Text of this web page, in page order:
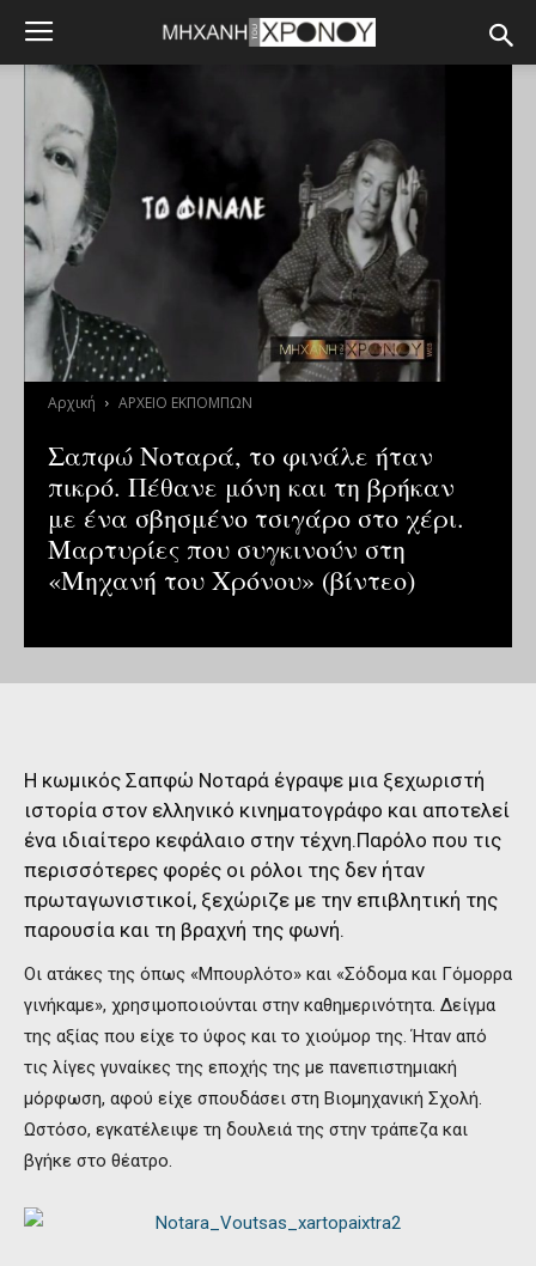
Αρχική ΑΡΧΕΙΟ ΕΚΠΟΜΠΩΝ
Σαπφώ Νοταρά, το φινάλε ήταν
πικρό. Πέθανε μόνη και τη βρήκαν
με ένα σβησμένο τσιγάρο στο χέρι.
Μαρτυρίες που συγκινούν στη
«Μηχανή του Χρόνου» (βίντεο)
Η κωμικός Σαπφώ Νοταρά έγραψε μια ξεχωριστή
ιστορία στον ελληνικό κινηματογράφο και αποτελεί
ένα ιδιαίτερο κεφάλαιο στην τέχνη.Παρόλο που τις
περισσότερες φορές οι ρόλοι της δεν ήταν
πρωταγωνιστικοί, ξεχώριζε με την επιβλητική της
παρουσία και τη βραχνή της φωνή.
Οι ατάκες της όπως «Μπουρλότο» και «Σόδομα και Γόμορρα
γινήκαμε», χρησιμοποιούνται στην καθημερινότητα. Δείγμα
της αξίας που είχε το ύφος και το χιούμορ της. Ήταν από
τις λίγες γυναίκες της εποχής της με πανεπιστημιακή
μόρφωση, αφού είχε σπουδάσει στη Βιομηχανική Σχολή.
Ωστόσο, εγκατέλειψε τη δουλειά της στην τράπεζα και
βγήκε στο θέατρο.